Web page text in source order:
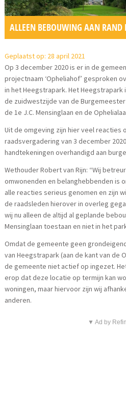
ALLEEN BEBOUWING AAN RAND
Geplaatst op: 28 april 2021
Op 3 december 2020 is er in de
projectnaam ‘Opheliahof’ gesproken
in het Heegstrapark. Het
de zuidwestzijde van de
de 1e J.C. Mensinglaan en de
Uit de omgeving zijn hier veel reacties
raadsvergadering van 3 december
handtekeningen overhandigd aan
Wethouder Robert van Rijn: “Wij
omwonenden en belanghebbenden is
alle reacties serieus genomen en zijn
de raadsleden hierover in overleg
wij nu alleen de altijd al geplande
Mensinglaan toestaan en niet in het
Omdat de gemeente geen
van Heegstrapark (aan de kant van de
de gemeente niet actief op ingezet.
erop dat deze locatie op termijn kan
woningen, maar hiervoor zijn wij
anderen.
▼ Ad by